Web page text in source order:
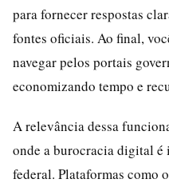
para fornecer respostas
fontes oficiais. Ao final,
navegar pelos portais
economizando tempo e
A relevância dessa
onde a burocracia digital
federal. Plataformas como